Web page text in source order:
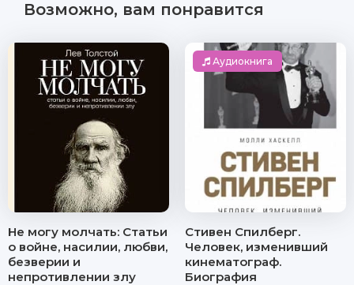
Возможно, вам понравится
Не могу молчать: Статьи
о войне, насилии, любви,
безверии и
непротивлении злу
Аудиокнига
Стивен Спилберг.
Человек, изменивший
кинематограф.
Биография